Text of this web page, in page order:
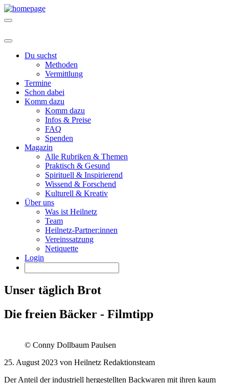
Du suchst
Methoden
Vermittlung
Termine
Schon dabei
Komm dazu
Komm dazu
Infos & Preise
FAQ
Spenden
Magazin
Alle Rubriken & Themen
Praktisch & Gesund
Spirituell & Inspirierend
Wissend & Forschend
Kulturell & Kreativ
Über uns
Was ist Heilnetz
Team
Heilnetz-Partner:innen
Vereinssatzung
Netiquette
Login
Unser täglich Brot
Die freien Bäcker - Filmtipp
© Conny Dollbaum Paulsen
25. August 2023 von Heilnetz Redaktionsteam
Der Anteil der industriell hergestellten Backwaren mit ihren kaum